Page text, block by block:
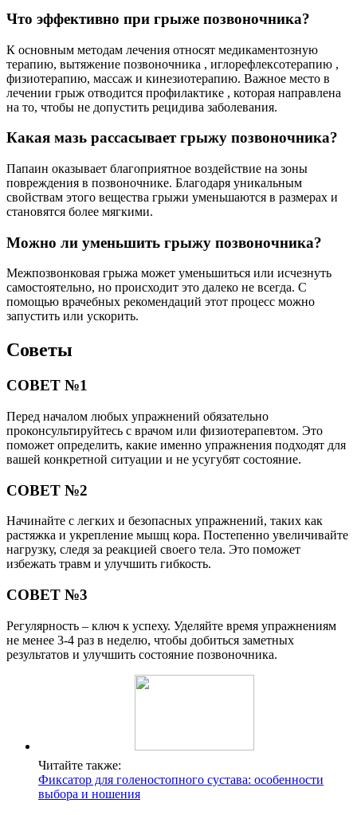
Что эффективно при грыже позвоночника?
К основным методам лечения относят медикаментозную
терапию, вытяжение позвоночника , иглорефлексотерапию ,
физиотерапию, массаж и кинезиотерапию. Важное место в
лечении грыж отводится профилактике , которая направлена
на то, чтобы не допустить рецидива заболевания.
Какая мазь рассасывает грыжу позвоночника?
Папаин оказывает благоприятное воздействие на зоны
повреждения в позвоночнике. Благодаря уникальным
свойствам этого вещества грыжи уменьшаются в размерах и
становятся более мягкими.
Можно ли уменьшить грыжу позвоночника?
Межпозвонковая грыжа может уменьшиться или исчезнуть
самостоятельно, но происходит это далеко не всегда. С
помощью врачебных рекомендаций этот процесс можно
запустить или ускорить.
Советы
СОВЕТ №1
Перед началом любых упражнений обязательно
проконсультируйтесь с врачом или физиотерапевтом. Это
поможет определить, какие именно упражнения подходят для
вашей конкретной ситуации и не усугубят состояние.
СОВЕТ №2
Начинайте с легких и безопасных упражнений, таких как
растяжка и укрепление мышц кора. Постепенно увеличивайте
нагрузку, следя за реакцией своего тела. Это поможет
избежать травм и улучшить гибкость.
СОВЕТ №3
Регулярность – ключ к успеху. Уделяйте время упражнениям
не менее 3-4 раз в неделю, чтобы добиться заметных
результатов и улучшить состояние позвоночника.
Читайте также:
Фиксатор для голеностопного сустава: особенности
выбора и ношения